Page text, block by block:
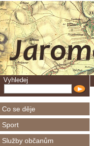
Vyhledej
Co se děje
Sport
Služby občanům